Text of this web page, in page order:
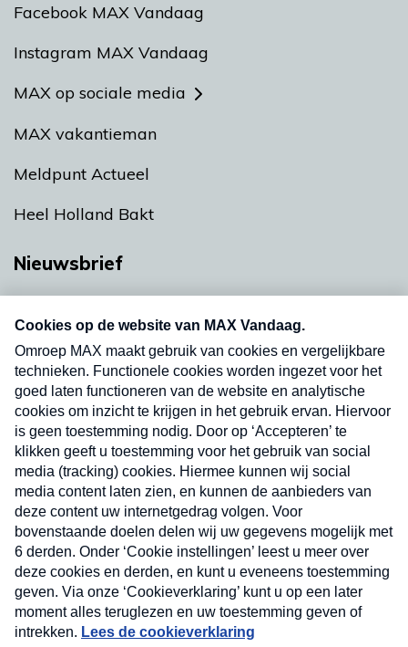
Facebook MAX Vandaag
Instagram MAX Vandaag
MAX op sociale media
MAX vakantieman
Meldpunt Actueel
Heel Holland Bakt
Nieuwsbrief
nieuwsbrief. Elke vrijdag- en dinsdagochtend in
uw mailbox.
Verzend
Nieuwsbrief
Neem hier een gratis abonnement op onze
nieuwsbrief. Elke vrijdag- en dinsdagochtend in uw